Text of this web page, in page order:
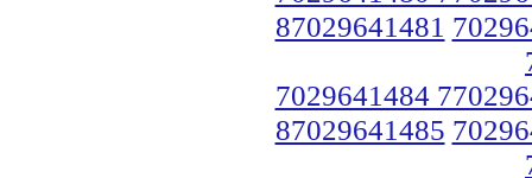
87029641481
7029641484
87029641485